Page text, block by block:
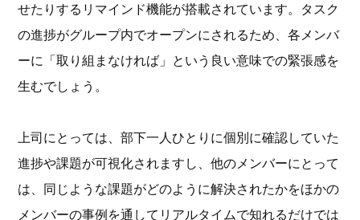
せたりするリマインド機能が搭載されています。タスク
の進捗がグループ内でオープンにされるため、各メンバ
ーに「取り組まなければ」という良い意味での緊張感を
生むでしょう。
上司にとっては、部下一人ひとりに個別に確認していた
進捗や課題が可視化されますし、他のメンバーにとって
は、同じような課題がどのように解決されたかをほかの
メンバーの事例を通してリアルタイムで知れるだけでは